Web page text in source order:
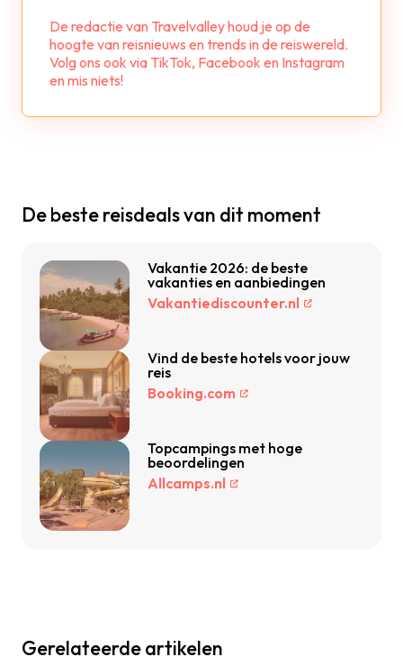
De redactie van Travelvalley houd je op de
hoogte van reisnieuws en trends in de reiswereld.
Volg ons ook via TikTok, Facebook en Instagram
en mis niets!
De beste reisdeals van dit moment
Vakantie 2026: de beste
vakanties en aanbiedingen
Vakantiediscounter.nl
Vind de beste hotels voor jouw
reis
Booking.com
Topcampings met hoge
beoordelingen
Allcamps.nl
Gerelateerde artikelen